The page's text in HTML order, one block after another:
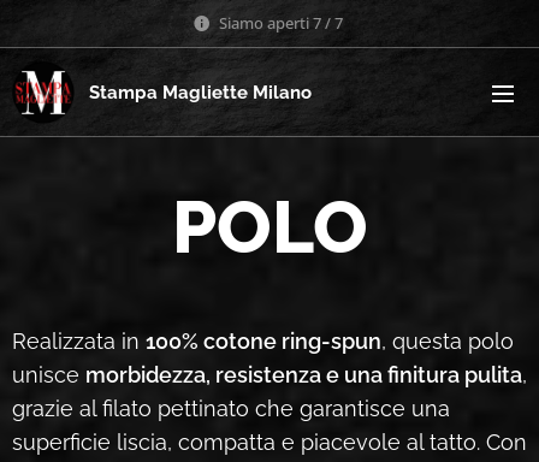
Siamo aperti 7 / 7
Stampa Magliette Milano
POLO
Realizzata in 100% cotone ring-spun, questa polo
unisce morbidezza, resistenza e una finitura pulita,
grazie al filato pettinato che garantisce una
superficie liscia, compatta e piacevole al tatto. Con